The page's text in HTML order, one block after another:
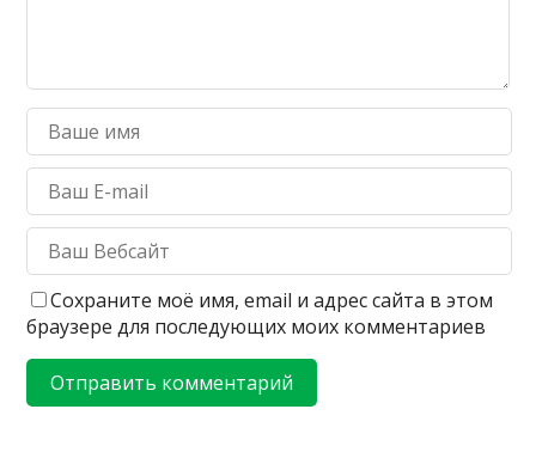
Сохраните моё имя, email и адрес сайта в этом
браузере для последующих моих комментариев